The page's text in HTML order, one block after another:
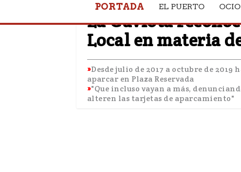
PORTADA EL PUERTO
MOVILIDAD
La Gaviota
Local en materia
Desde julio de 2017 a octubre de
aparcar en Plaza Reservada
"Que incluso vayan a más,
alteren las tarjetas de aparcamiento"